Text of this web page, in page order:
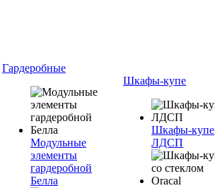
Гардеробные
Модульные
элементы
гардеробной
Белла
Шкафы-купе
Шкафы-купе
ЛДСП